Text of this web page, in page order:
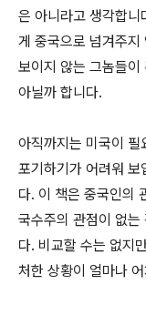
은 아니라고 생각합니
게 중국으로 넘겨주지
보이지 않는 그놈들
아닐까 합니다.
아직까지는 미국이 필
포기하기가 어려워 보
다. 이 책은 중국인의
국수주의 관점이 없는
다. 비교할 수는 없지
처한 상황이 얼마나